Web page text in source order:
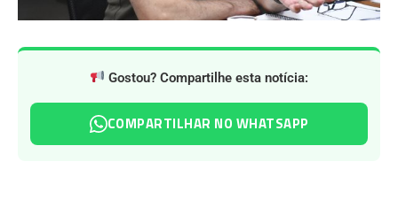
Gostou? Compartilhe esta notícia:
COMPARTILHAR NO WHATSAPP